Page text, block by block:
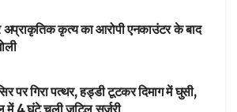
कृत्य का आरोपी एनकाउंटर के बाद
पर गिरा पत्थर, हड्डी टूटकर दिमाग में घुसी,
में 4 घंटे चली जटिल सर्जरी